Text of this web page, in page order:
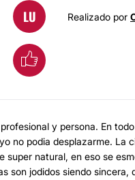
LU Realizado por
y persona. En
no podia desplazarme. La
natural, en eso se
son jodidos siendo